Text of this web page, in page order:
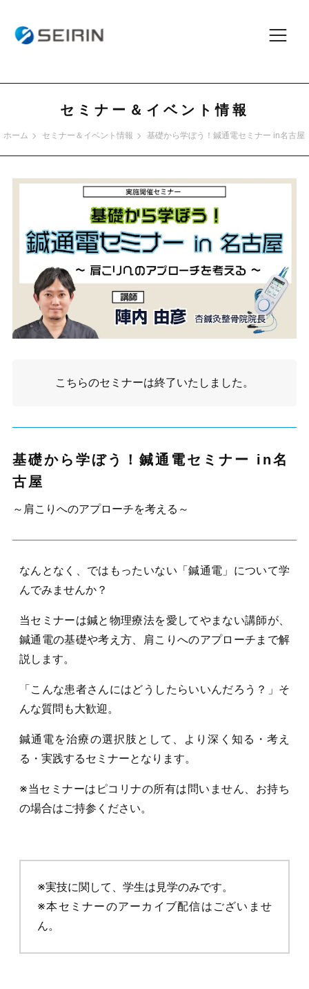
セミナー＆イベント情報
ホーム セミナー＆イベント情報 基礎から学ぼう！鍼通電セミナー in名古屋
こちらのセミナーは終了いたしました。
基礎から学ぼう！鍼通電セミナー in名
古屋
～肩こりへのアプローチを考える～
なんとなく、ではもったいない「鍼通電」について学
んでみませんか？
当セミナーは鍼と物理療法を愛してやまない講師が、
鍼通電の基礎や考え方、肩こりへのアプローチまで解
説します。
「こんな患者さんにはどうしたらいいんだろう？」そ
んな質問も大歓迎。
鍼通電を治療の選択肢として、より深く知る・考え
る・実践するセミナーとなります。
※当セミナーはピコリナの所有は問いません、お持ち
の場合はご持参ください。
※実技に関して、学生は見学のみです。
※本セミナーのアーカイブ配信はございませ
ん。